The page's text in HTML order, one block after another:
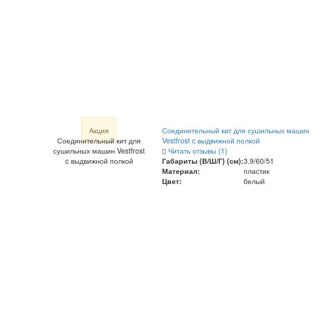
Акция
Соединительный кит для
сушильных машин Vestfrost
c выдвижной полкой
Соединительный кит для сушильных машин
Vestfrost c выдвижной полкой
Читать отзывы (1)
Габариты (В/Ш/Г) (см):3.9/60/51
Материал:
пластик
Цвет:
белый